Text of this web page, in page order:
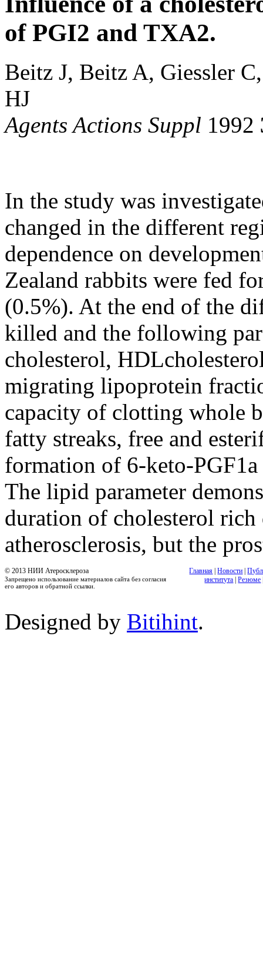
of PGI2 and TXA2.
Beitz J, Beitz A, Giessler
HJ
Agents Actions Suppl 1992
In the study was
changed in the different
dependence on
Zealand rabbits were fed
(0.5%). At the end of the
killed and the following
cholesterol,
migrating lipoprotein
capacity of clotting whole
fatty streaks, free and
formation of 6-keto-
The lipid parameter
duration of cholesterol rich
atherosclerosis, but the
© 2013 НИИ Атеросклероза
Запрещено использование материалов сайта без согласия
его авторов и обратной ссылки.
Главная |Новости |
института |Резюме
Designed by Bitihint.